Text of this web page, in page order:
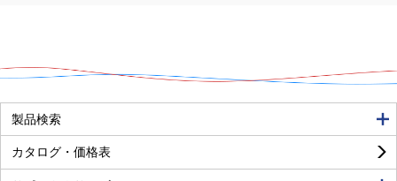
製品検索
カタログ・価格表